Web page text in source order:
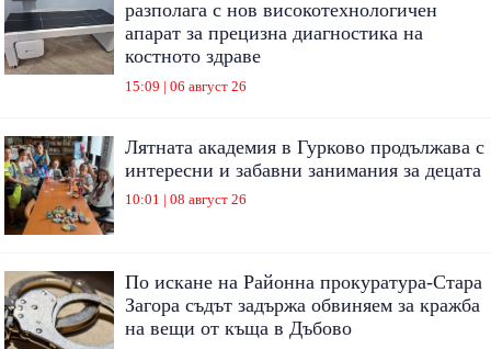
разполага с нов високотехнологичен
апарат за прецизна диагностика на
костното здраве
15:09 | 06 август 26
Лятната академия в Гурково продължава с
интересни и забавни занимания за децата
10:01 | 08 август 26
По искане на Районна прокуратура-Стара
Загора съдът задържа обвиняем за кражба
на вещи от къща в Дъбово